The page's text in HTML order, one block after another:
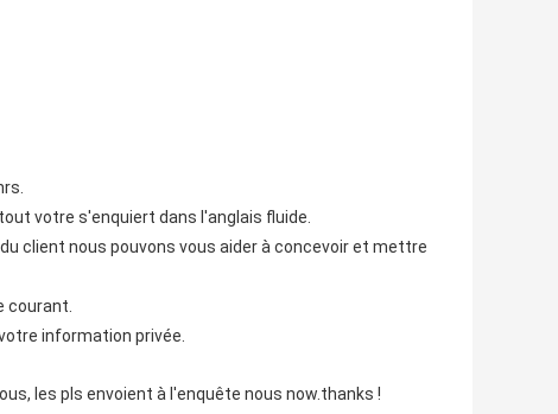
votre s'enquiert dans l'anglais fluide.
client nous pouvons vous aider à concevoir et mettre
courant.
information privée.
les pls envoient à l'enquête nous now.thanks !